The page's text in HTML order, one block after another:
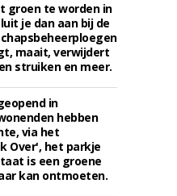
groen te worden in
je dan aan bij de
maait, verwijdert
struiken en meer.
in
hebben
via het
Over', het parkje
is een groene
kan ontmoeten.